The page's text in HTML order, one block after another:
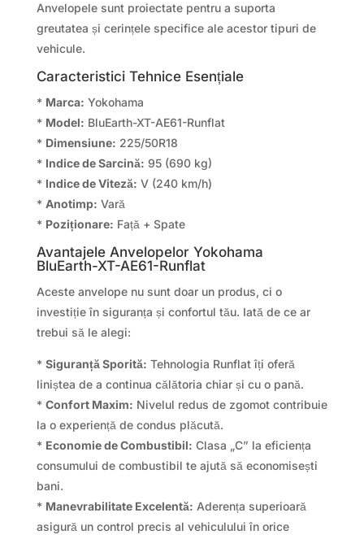
Anvelopele sunt proiectate pentru a suporta
greutatea și cerințele specifice ale acestor tipuri de
vehicule.
Caracteristici Tehnice Esențiale
* Marca: Yokohama
* Model: BluEarth-XT-AE61-Runflat
* Dimensiune: 225/50R18
* Indice de Sarcină: 95 (690 kg)
* Indice de Viteză: V (240 km/h)
* Anotimp: Vară
* Poziționare: Față + Spate
Avantajele Anvelopelor Yokohama
BluEarth-XT-AE61-Runflat
Aceste anvelope nu sunt doar un produs, ci o
investiție în siguranța și confortul tău. Iată de ce ar
trebui să le alegi:
* Siguranță Sporită: Tehnologia Runflat îți oferă
liniștea de a continua călătoria chiar și cu o pană.
* Confort Maxim: Nivelul redus de zgomot contribuie
la o experiență de condus plăcută.
* Economie de Combustibil: Clasa „C” la eficiența
consumului de combustibil te ajută să economisești
bani.
* Manevrabilitate Excelentă: Aderența superioară
asigură un control precis al vehiculului în orice